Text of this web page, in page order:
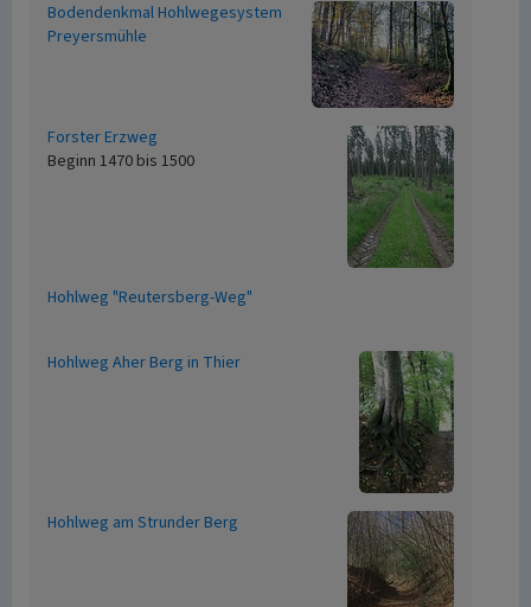
Bodendenkmal Hohlwegesystem
Preyersmühle
Forster Erzweg
Beginn 1470 bis 1500
Hohlweg "Reutersberg-Weg"
Hohlweg Aher Berg in Thier
Hohlweg am Strunder Berg